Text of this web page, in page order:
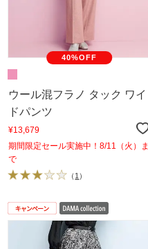
40%OFF
ウール混フラノ タック ワイ
ドパンツ
¥13,679
期間限定セール実施中！8/11（火）ま
で
（ 1 ）